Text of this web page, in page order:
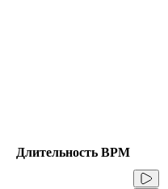
Длительность BPM